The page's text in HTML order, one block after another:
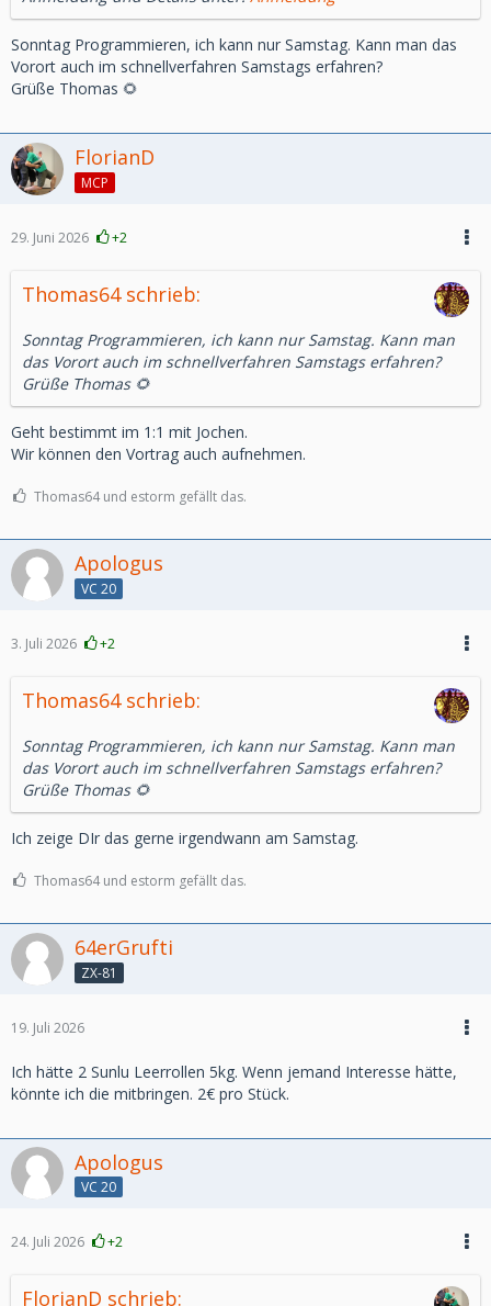
Sonntag Programmieren, ich kann nur Samstag. Kann man das
Vorort auch im schnellverfahren Samstags erfahren?
Grüße Thomas 🌻
FlorianD
MCP
29. Juni 2026 +2
Thomas64 schrieb:
Sonntag Programmieren, ich kann nur Samstag. Kann man
das Vorort auch im schnellverfahren Samstags erfahren?
Grüße Thomas 🌻
Geht bestimmt im 1:1 mit Jochen.
Wir können den Vortrag auch aufnehmen.
Thomas64 und estorm gefällt das.
Apologus
VC 20
3. Juli 2026 +2
Thomas64 schrieb:
Sonntag Programmieren, ich kann nur Samstag. Kann man
das Vorort auch im schnellverfahren Samstags erfahren?
Grüße Thomas 🌻
Ich zeige DIr das gerne irgendwann am Samstag.
Thomas64 und estorm gefällt das.
64erGrufti
ZX-81
19. Juli 2026
Ich hätte 2 Sunlu Leerrollen 5kg. Wenn jemand Interesse hätte,
könnte ich die mitbringen. 2€ pro Stück.
Apologus
VC 20
24. Juli 2026 +2
FlorianD schrieb: